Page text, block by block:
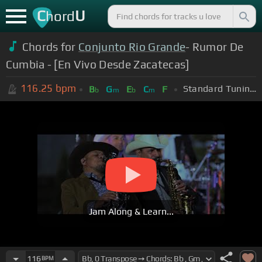
ChordU
Chords for Conjunto Rio Grande- Rumor De
Cumbia - [En Vivo Desde Zacatecas]
116.25 bpm Bb Gm Eb Cm F Standard Tuning (EADGBE)
Jam Along & Learn...
116 BPM